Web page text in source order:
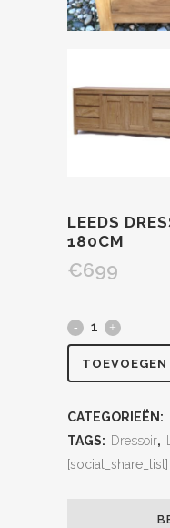
LEEDS
180CM
€699
CATEGORIEËN:
TAGS: Dressoir,
[social_share_list]